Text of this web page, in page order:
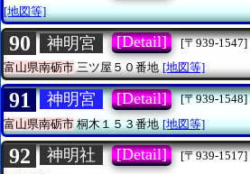
[地図等]
90 神明宮 [Detail]
[〒939-1547]
富山県南砺市三ツ屋５０番地 [地図等]
91 神明宮 [Detail]
[〒939-1548]
富山県南砺市桐木１５３番地 [地図等]
92 神明社 [Detail] [〒939-1517]